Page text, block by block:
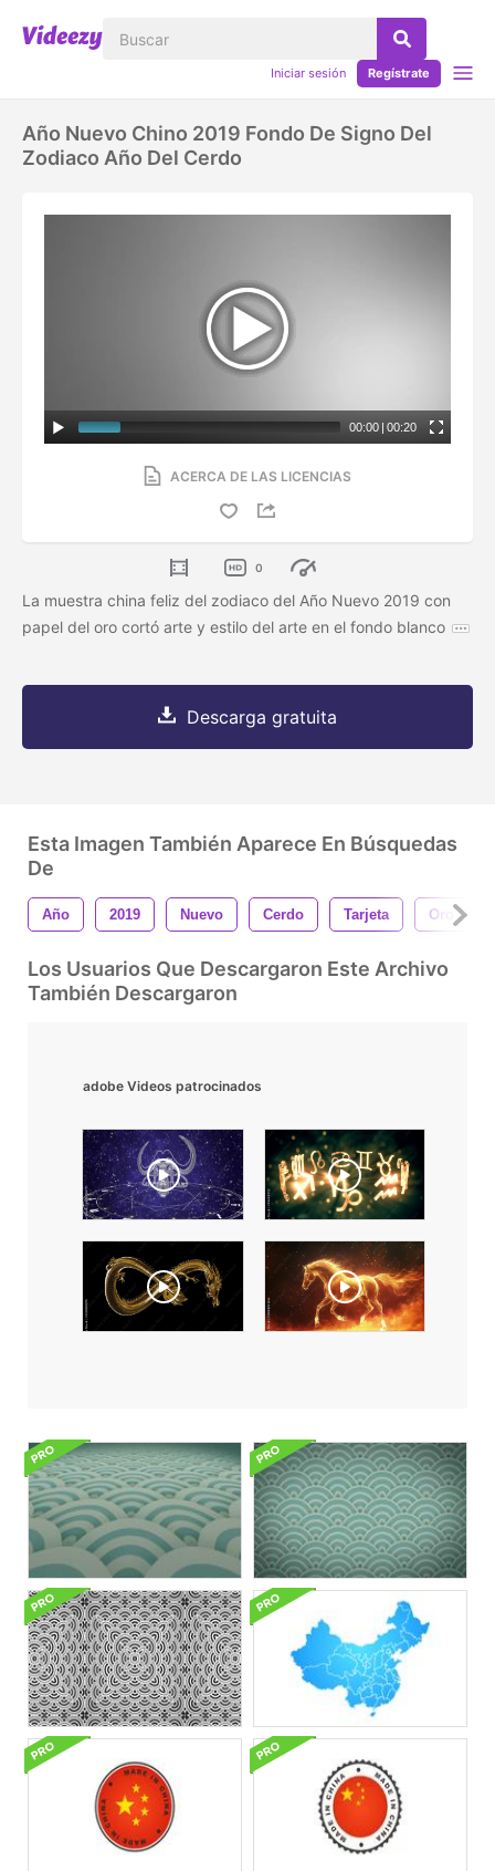
Iniciar sesión Regístrate
Año Nuevo Chino 2019 Fondo De Signo Del
Zodiaco Año Del Cerdo
00:00 | 00:20
ACERCA DE LAS LICENCIAS
0
La muestra china feliz del zodiaco del Año Nuevo 2019 con
papel del oro cortó arte y estilo del arte en el fondo blanco
Descarga gratuita
Esta Imagen También Aparece En Búsquedas
De
Año 2019 Nuevo Cerdo Tarjeta Oro
Los Usuarios Que Descargaron Este Archivo
También Descargaron
adobe Videos patrocinados